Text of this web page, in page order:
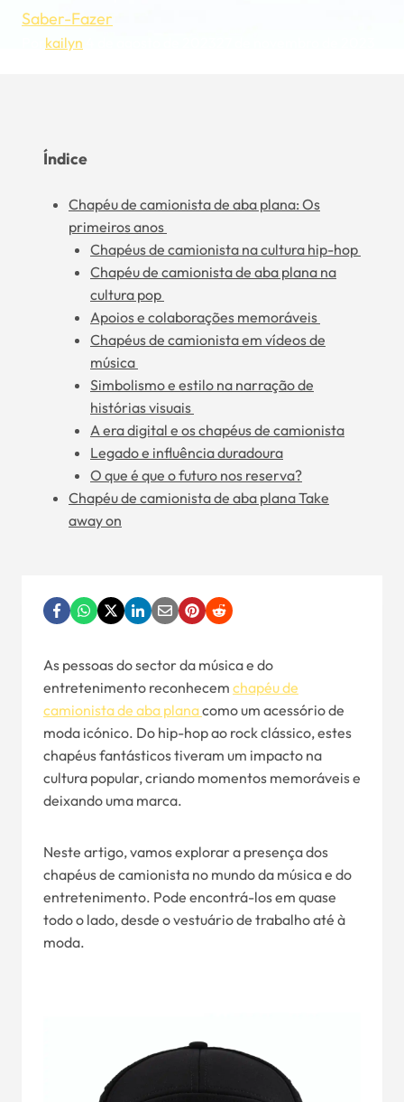
Saber-Fazer
kailyn
Índice
Chapéu de camionista de aba plana: Os
primeiros anos
Chapéus de camionista na cultura hip-hop
Chapéu de camionista de aba plana na
cultura pop
Apoios e colaborações memoráveis
Chapéus de camionista em vídeos de
música
Simbolismo e estilo na narração de
histórias visuais
A era digital e os chapéus de camionista
Legado e influência duradoura
O que é que o futuro nos reserva?
Chapéu de camionista de aba plana Take
away on
As pessoas do sector da música e do
entretenimento reconhecem chapéu de
camionista de aba planacomo um acessório de
moda icónico. Do hip-hop ao rock clássico, estes
chapéus fantásticos tiveram um impacto na
cultura popular, criando momentos memoráveis e
deixando uma marca.
Neste artigo, vamos explorar a presença dos
chapéus de camionista no mundo da música e do
entretenimento. Pode encontrá-los em quase
todo o lado, desde o vestuário de trabalho até à
moda.